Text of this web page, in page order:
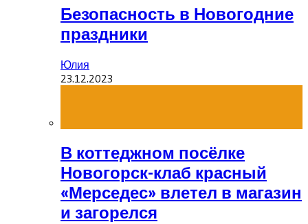
Безопасность в Новогодние
праздники
Юлия
23.12.2023
В коттеджном посёлке
Новогорск-клаб красный
«Мерседес» влетел в магазин
и загорелся